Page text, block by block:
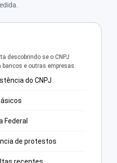
descobrindo se o CNPJ
e outras empresas.
do CNPJ
Federal
de protestos
recentes